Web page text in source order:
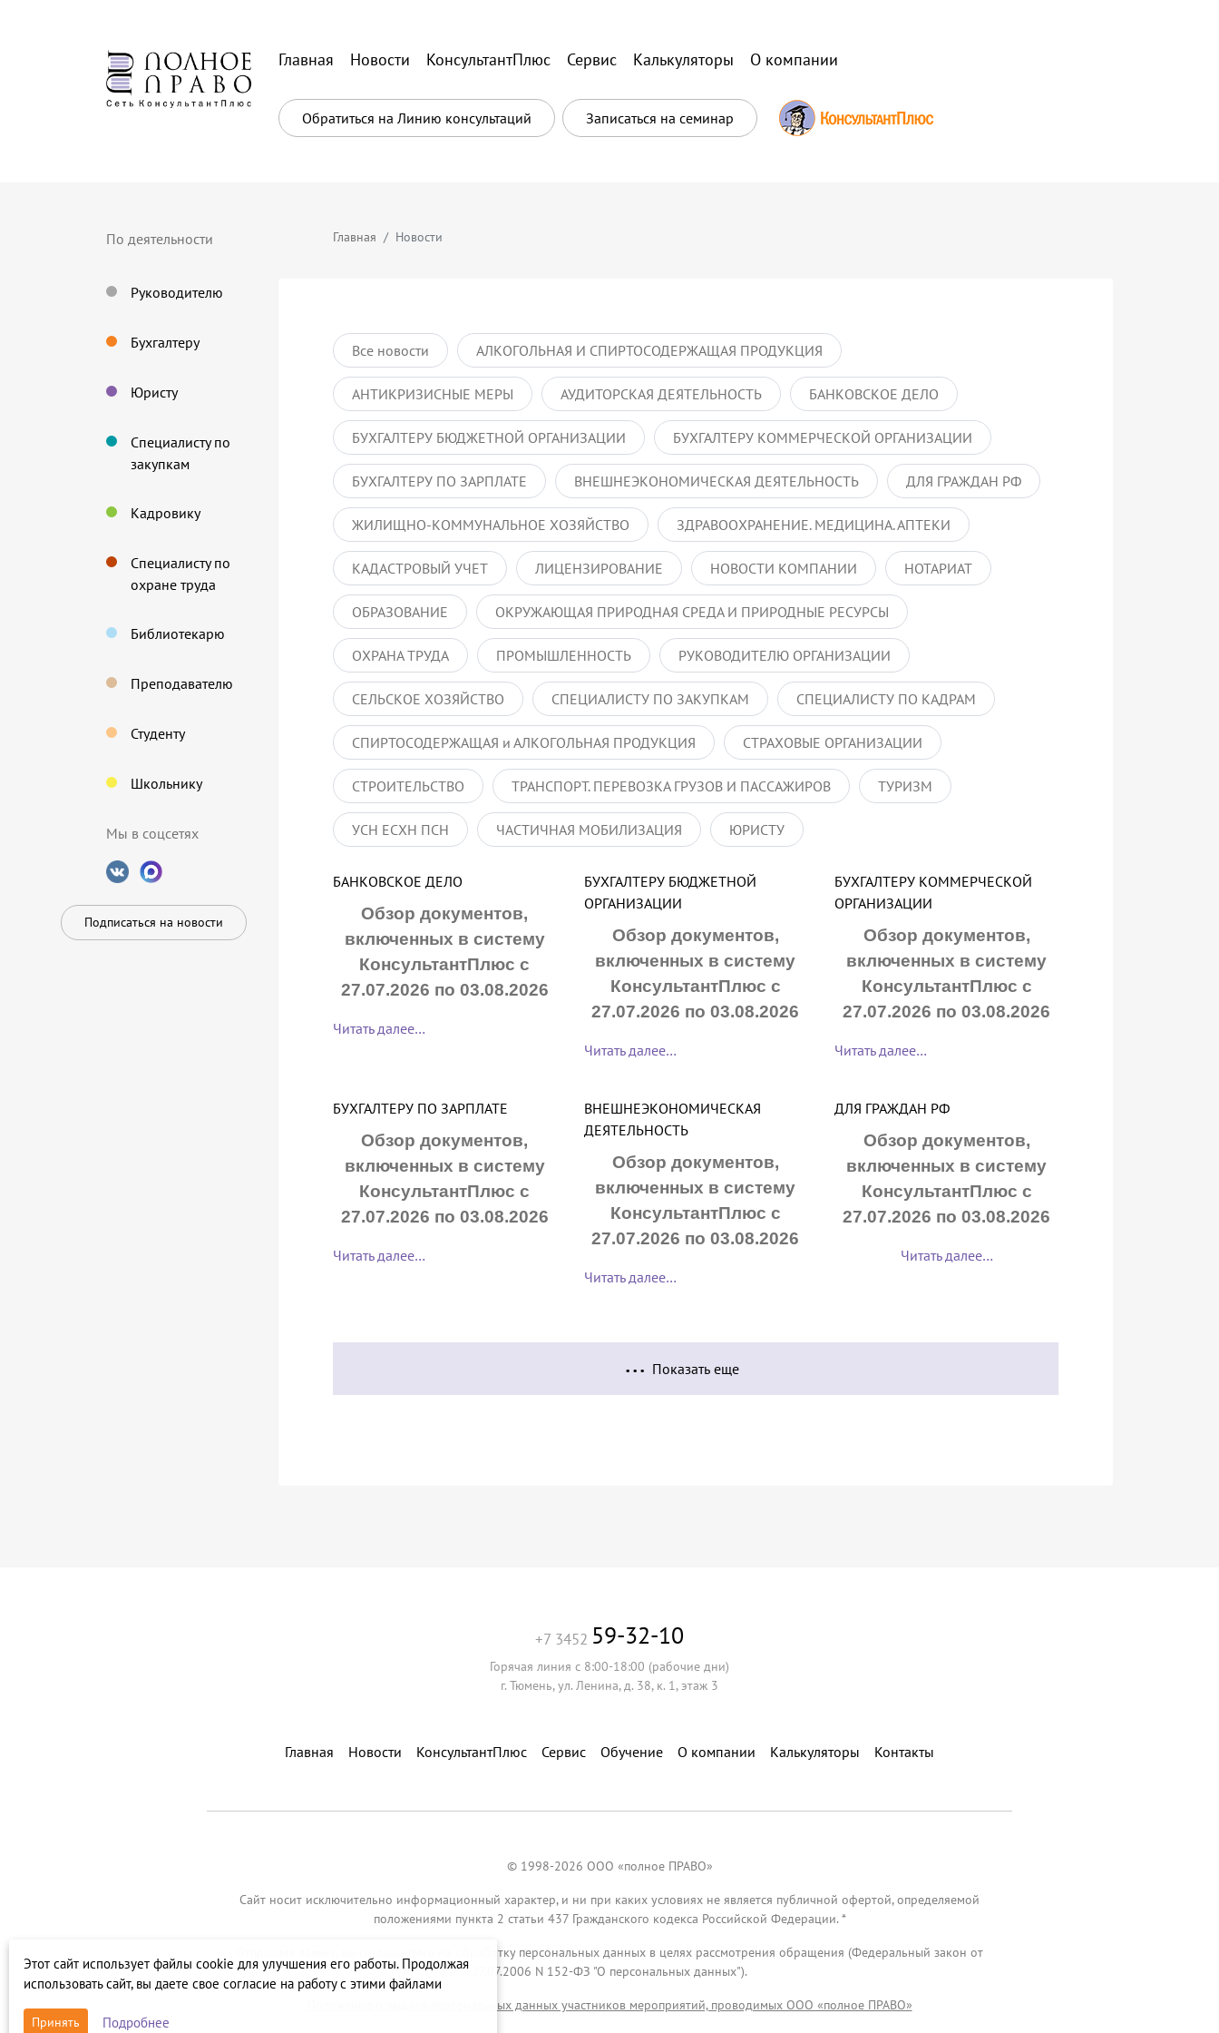
Главная Новости КонсультантПлюс Сервис Калькуляторы О компании
Обратиться на Линию консультаций Записаться на семинар
По деятельности
Руководителю
Бухгалтеру
Юристу
Специалисту по
закупкам
Кадровику
Специалисту по
охране труда
Библиотекарю
Преподавателю
Студенту
Школьнику
Мы в соцсетях
Подписаться на новости
Главная Новости
Все новости АЛКОГОЛЬНАЯ И СПИРТОСОДЕРЖАЩАЯ ПРОДУКЦИЯ
АНТИКРИЗИСНЫЕ МЕРЫ АУДИТОРСКАЯ ДЕЯТЕЛЬНОСТЬ БАНКОВСКОЕ ДЕЛО
БУХГАЛТЕРУ БЮДЖЕТНОЙ ОРГАНИЗАЦИИ БУХГАЛТЕРУ КОММЕРЧЕСКОЙ ОРГАНИЗАЦИИ
БУХГАЛТЕРУ ПО ЗАРПЛАТЕ ВНЕШНЕЭКОНОМИЧЕСКАЯ ДЕЯТЕЛЬНОСТЬ ДЛЯ ГРАЖДАН РФ
ЖИЛИЩНО-КОММУНАЛЬНОЕ ХОЗЯЙСТВО ЗДРАВООХРАНЕНИЕ. МЕДИЦИНА. АПТЕКИ
КАДАСТРОВЫЙ УЧЕТ ЛИЦЕНЗИРОВАНИЕ НОВОСТИ КОМПАНИИ НОТАРИАТ
ОБРАЗОВАНИЕ ОКРУЖАЮЩАЯ ПРИРОДНАЯ СРЕДА И ПРИРОДНЫЕ РЕСУРСЫ
ОХРАНА ТРУДА ПРОМЫШЛЕННОСТЬ РУКОВОДИТЕЛЮ ОРГАНИЗАЦИИ
СЕЛЬСКОЕ ХОЗЯЙСТВО СПЕЦИАЛИСТУ ПО ЗАКУПКАМ СПЕЦИАЛИСТУ ПО КАДРАМ
СПИРТОСОДЕРЖАЩАЯ и АЛКОГОЛЬНАЯ ПРОДУКЦИЯ СТРАХОВЫЕ ОРГАНИЗАЦИИ
СТРОИТЕЛЬСТВО ТРАНСПОРТ. ПЕРЕВОЗКА ГРУЗОВ И ПАССАЖИРОВ ТУРИЗМ
УСН ЕСХН ПСН ЧАСТИЧНАЯ МОБИЛИЗАЦИЯ ЮРИСТУ
БАНКОВСКОЕ ДЕЛО
Обзор документов,
включенных в систему
КонсультантПлюс с
27.07.2026 по 03.08.2026
Читать далее…
БУХГАЛТЕРУ БЮДЖЕТНОЙ
ОРГАНИЗАЦИИ
Обзор документов,
включенных в систему
КонсультантПлюс с
27.07.2026 по 03.08.2026
Читать далее…
БУХГАЛТЕРУ КОММЕРЧЕСКОЙ
ОРГАНИЗАЦИИ
Обзор документов,
включенных в систему
КонсультантПлюс с
27.07.2026 по 03.08.2026
Читать далее…
БУХГАЛТЕРУ ПО ЗАРПЛАТЕ
Обзор документов,
включенных в систему
КонсультантПлюс с
27.07.2026 по 03.08.2026
Читать далее…
ВНЕШНЕЭКОНОМИЧЕСКАЯ
ДЕЯТЕЛЬНОСТЬ
Обзор документов,
включенных в систему
КонсультантПлюс с
27.07.2026 по 03.08.2026
Читать далее…
ДЛЯ ГРАЖДАН РФ
Обзор документов,
включенных в систему
КонсультантПлюс с
27.07.2026 по 03.08.2026
Читать далее…
Показать еще
+7 3452 59-32-10
Горячая линия с 8:00-18:00 (рабочие дни)
г. Тюмень, ул. Ленина, д. 38, к. 1, этаж 3
Главная Новости КонсультантПлюс Сервис Обучение О компании Калькуляторы Контакты
© 1998-2026 ООО «полное ПРАВО»
Сайт носит исключительно информационный характер, и ни при каких условиях не является публичной офертой, определяемой
положениями пункта 2 статьи 437 Гражданского кодекса Российской Федерации. *
Отправляя заявку, вы соглашаетесь на обработку персональных данных в целях рассмотрения обращения (Федеральный закон от
27.07.2006 N 152-ФЗ "О персональных данных").
Положение о защите персональных данных участников мероприятий, проводимых ООО «полное ПРАВО»
Этот сайт использует файлы cookie для улучшения его работы. Продолжая
использовать сайт, вы даете свое согласие на работу с этими файлами
Принять Подробнее